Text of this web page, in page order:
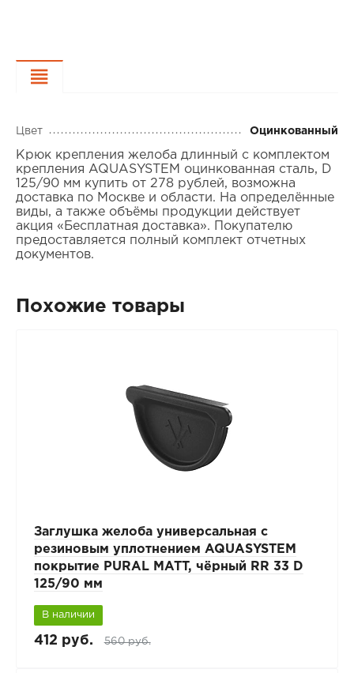
Цвет Оцинкованный
Крюк крепления желоба длинный с комплектом
крепления AQUASYSTEM оцинкованная сталь, D
125/90 мм купить от 278 рублей, возможна
доставка по Москве и области. На определённые
виды, а также объёмы продукции действует
акция «Бесплатная доставка». Покупателю
предоставляется полный комплект отчетных
документов.
Похожие товары
Заглушка желоба универсальная с
резиновым уплотнением AQUASYSTEM
покрытие PURAL MATT, чёрный RR 33 D
125/90 мм
В наличии
412 руб. 560 руб.